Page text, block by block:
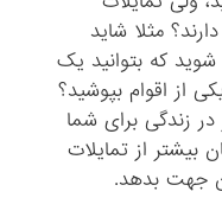
مثلا شاید
که بتوانید یک
اقوام بپوشید؟
زندگی برای شما
از تمایلات
جهت بدهد.